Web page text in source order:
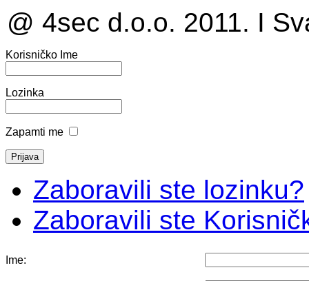
@ 4sec d.o.o. 2011. I
Korisničko Ime
Lozinka
Zapamti me
Zaboravili ste lozinku?
Zaboravili ste
Ime: